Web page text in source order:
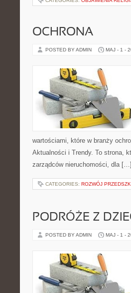
OCHRONA
POSTED BY ADMIN MAJ - 1 -
wartościami, które w branży
Aktualności i Trendy. To strona,
zarządców nieruchomości, dla […]
CATEGORIES: ROZWÓJ
PODRÓŻE Z
POSTED BY ADMIN MAJ - 1 -